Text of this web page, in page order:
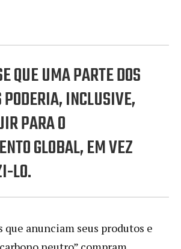
QUE UMA PARTE DOS
PODERIA, INCLUSIVE,
PARA O
GLOBAL, EM VEZ
LO.
que anunciam seus produtos e